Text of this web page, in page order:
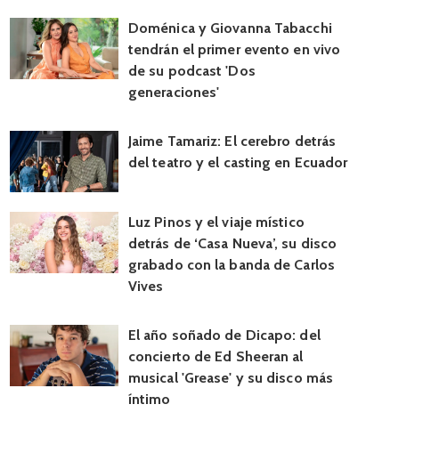
Doménica y Giovanna Tabacchi
tendrán el primer evento en vivo
de su podcast 'Dos
generaciones'
Jaime Tamariz: El cerebro detrás
del teatro y el casting en Ecuador
Luz Pinos y el viaje místico
detrás de ‘Casa Nueva’, su disco
grabado con la banda de Carlos
Vives
El año soñado de Dicapo: del
concierto de Ed Sheeran al
musical 'Grease' y su disco más
íntimo